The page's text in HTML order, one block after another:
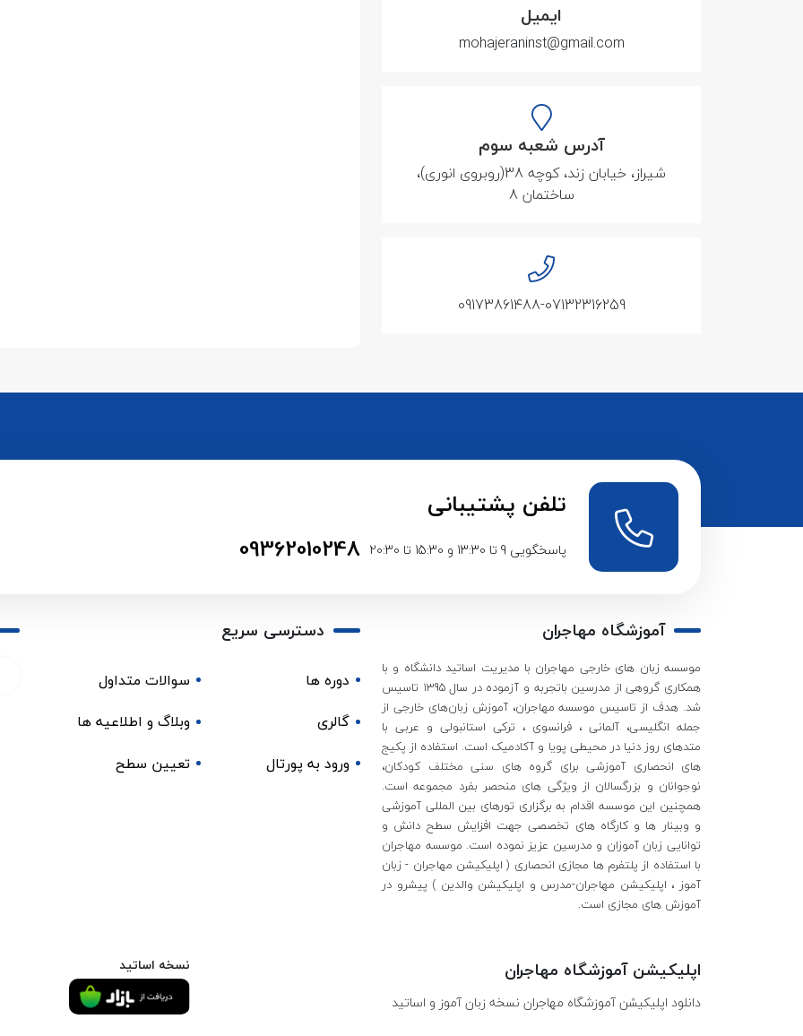
ایمیل
mohajeraninst@gmail.com
آدرس شعبه سوم
شیراز، خیابان زند، کوچه 38(روبروی انوری)،
ساختمان 8
09173861488-07132316259
تلفن پشتیبانی
پاسخگویی 9 تا 13:30 و 15:30 تا 20:30 09362010248
آموزشگاه مهاجران
موسسه زبان های خارجی مهاجران با مدیریت اساتید دانشگاه و با
همکاری گروهی از مدرسین باتجربه و آزموده در سال 1395 تاسیس
شد. هدف از تاسیس موسسه مهاجران، آموزش زبان‌های خارجی از
جمله انگلیسی، آلمانی ، فرانسوی ، ترکی استانبولی و عربی با
متدهای روز دنیا در محیطی پویا و آکادمیک است. استفاده از پکیج
های انحصاری آموزشی برای گروه های سنی مختلف کودکان،
نوجوانان و بزرگسالان از ویژگی های منحصر بفرد مجموعه است.
همچنین این موسسه اقدام به برگزاری تورهای بین المللی آموزشی
و وبینار ها و کارگاه های تخصصی جهت افزایش سطح دانش و
توانایی زبان آموزان و مدرسین عزیز نموده است. موسسه مهاجران
با استفاده از پلتفرم ها مجازی انحصاری ( اپلیکیشن مهاجران - زبان
آموز ، اپلیکیشن مهاجران-مدرس و اپلیکیشن والدین ) پیشرو در
آموزش های مجازی است.
دسترسی سریع
دوره ها
سوالات متداول
گالری
وبلاگ و اطلاعیه ها
ورود به پورتال
تعیین سطح
اپلیکیشن آموزشگاه مهاجران
دانلود اپلیکیشن آموزشگاه مهاجران نسخه زبان آموز و اساتید
نسخه اساتید